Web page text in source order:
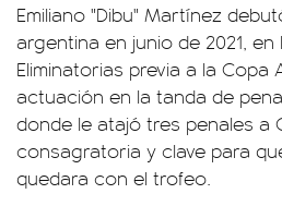
Emiliano "Dibu" Martínez
argentina en junio de 2021,
Eliminatorias previa a la Copa
actuación en la tanda de
donde le atajó tres penales a
consagratoria y clave para
quedara con el trofeo.